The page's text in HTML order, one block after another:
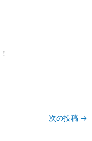
次の投稿 →